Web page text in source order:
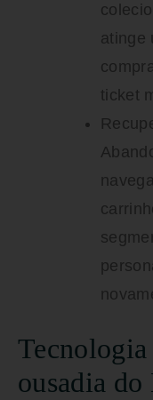
atinge
ticket
Tecnologia
ousadia